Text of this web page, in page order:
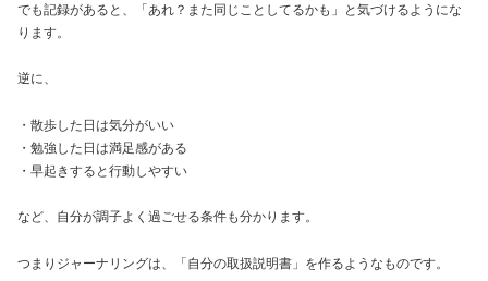
でも記録があると、「あれ？また同じことしてるかも」と気づけるようにな
ります。
逆に、
・散歩した日は気分がいい
・勉強した日は満足感がある
・早起きすると行動しやすい
など、自分が調子よく過ごせる条件も分かります。
つまりジャーナリングは、「自分の取扱説明書」を作るようなものです。